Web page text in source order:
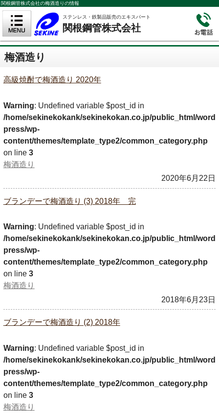
関根鋼管株式会社の梅酒造りの情報
ステンレス・鉄製品販売のエキスパート
関根鋼管株式会社
梅酒造り
高級焼酎で梅酒造り 2020年
Warning: Undefined variable $post_id in
/home/sekinekokank/sekinekokan.co.jp/public_html/word
press/wp-
content/themes/template_type2/common_category.php
on line 3
梅酒造り
2020年6月22日
ブランデーで梅酒造り (3) 2018年 完
Warning: Undefined variable $post_id in
/home/sekinekokank/sekinekokan.co.jp/public_html/word
press/wp-
content/themes/template_type2/common_category.php
on line 3
梅酒造り
2018年6月23日
ブランデーで梅酒造り (2) 2018年
Warning: Undefined variable $post_id in
/home/sekinekokank/sekinekokan.co.jp/public_html/word
press/wp-
content/themes/template_type2/common_category.php
on line 3
梅酒造り